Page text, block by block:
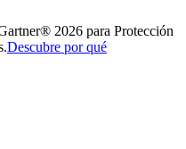
2026 para Protección
Descubre por qué